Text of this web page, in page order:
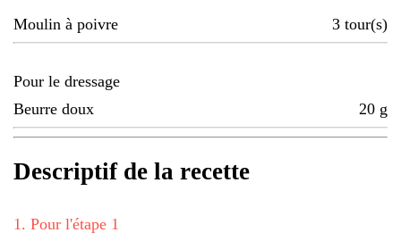
Moulin à poivre 3 tour(s)
Pour le dressage
Beurre doux
20 g
Descriptif de la recette
1 . Pour l'étape 1